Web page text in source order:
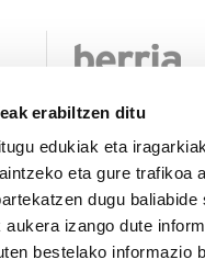
erabiltzen ditu
edukiak eta
eta gure trafikoa
dugu
izango dute
bestelako informazio
Lege